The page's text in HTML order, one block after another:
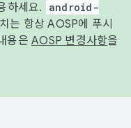
하세요.
android-
는 항상 AOSP에 푸시
용은 AOSP 변경사항을